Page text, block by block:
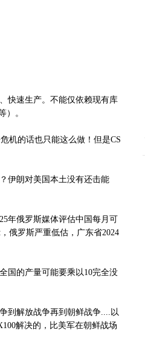
快速生产。不能仅依赖现有库
）。
机的话也只能这么做！但是CS
伊朗对美国本土没有还击能
年俄罗斯媒体评估中国每月可
俄罗斯严重低估，广东省2024
国的产量可能要乘以10完全没
到解放战争再到朝鲜战争....以
解决的，比美军在朝鲜战场